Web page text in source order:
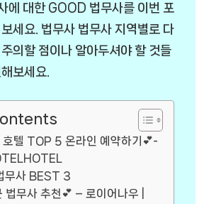
에 대한 GOOD 법무사를 이번 포
세요. 법무사 법무사 지역별로 다
의할 점이나 알아두셔야 할 것들
보세요.
호텔 TOP 5 온라인 예약하기💕-
무사 BEST 3
법무사 추천💕 – 로이어나우 |